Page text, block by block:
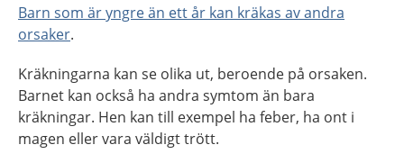
Barn som är yngre än ett år kan kräkas av andra
orsaker.
Kräkningarna kan se olika ut, beroende på orsaken.
Barnet kan också ha andra symtom än bara
kräkningar. Hen kan till exempel ha feber, ha ont i
magen eller vara väldigt trött.